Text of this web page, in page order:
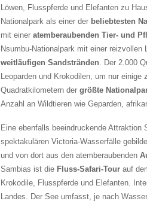
Löwen, Flusspferde und Elefanten zu
Nationalpark als einer der beliebtesten
mit einer atemberaubenden Tier- und
Nsumbu-Nationalpark mit einer
weitläufigen Sandstränden. Der 2.000
Leoparden und Krokodilen, um nur einige
Quadratkilometern der größte
Anzahl an Wildtieren wie Geparden,
Eine ebenfalls beeindruckende Attraktion
spektakulären Victoria-Wasserfälle
und von dort aus den atemberaubenden
Sambias ist die Fluss-Safari-Tour auf
Krokodile, Flusspferde und Elefanten.
Landes. Der See umfasst, je nach